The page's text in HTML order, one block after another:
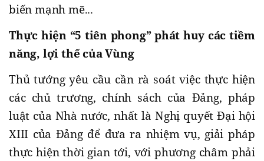
biến mạnh mẽ...
Thực hiện “5 tiên phong” phát huy các tiềm
năng, lợi thế của Vùng
Thủ tướng yêu cầu cần rà soát việc thực hiện
các chủ trương, chính sách của Đảng, pháp
luật của Nhà nước, nhất là Nghị quyết Đại hội
XIII của Đảng để đưa ra nhiệm vụ, giải pháp
thực hiện thời gian tới, với phương châm phải